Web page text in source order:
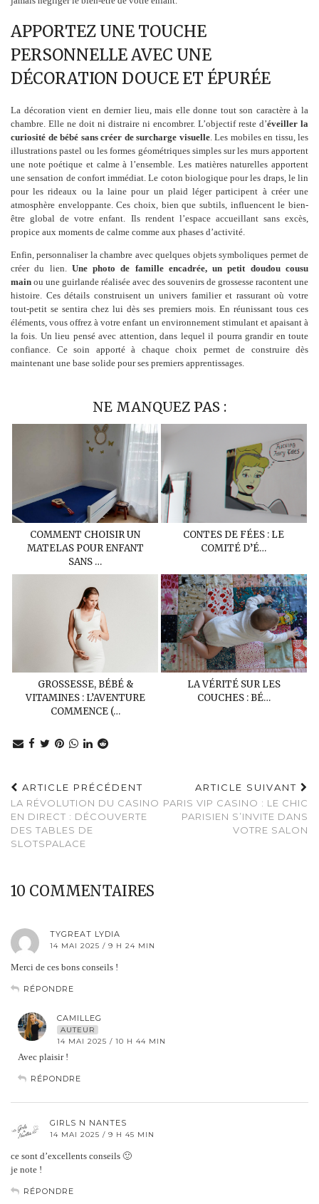
APPORTEZ UNE TOUCHE
PERSONNELLE AVEC UNE
DÉCORATION DOUCE ET ÉPURÉE
La décoration vient en dernier lieu, mais elle donne tout son caractère à la
chambre. Elle ne doit ni distraire ni encombrer. L’objectif reste d’éveiller la
curiosité de bébé sans créer de surcharge visuelle. Les mobiles en tissu, les
illustrations pastel ou les formes géométriques simples sur les murs apportent
une note poétique et calme à l’ensemble. Les matières naturelles apportent
une sensation de confort immédiat. Le coton biologique pour les draps, le lin
pour les rideaux ou la laine pour un plaid léger participent à créer une
atmosphère enveloppante. Ces choix, bien que subtils, influencent le bien-
être global de votre enfant. Ils rendent l’espace accueillant sans excès,
propice aux moments de calme comme aux phases d’activité.
Enfin, personnaliser la chambre avec quelques objets symboliques permet de
créer du lien. Une photo de famille encadrée, un petit doudou cousu
main ou une guirlande réalisée avec des souvenirs de grossesse racontent une
histoire. Ces détails construisent un univers familier et rassurant où votre
tout-petit se sentira chez lui dès ses premiers mois. En réunissant tous ces
éléments, vous offrez à votre enfant un environnement stimulant et apaisant à
la fois. Un lieu pensé avec attention, dans lequel il pourra grandir en toute
confiance. Ce soin apporté à chaque choix permet de construire dès
maintenant une base solide pour ses premiers apprentissages.
NE MANQUEZ PAS :
COMMENT CHOISIR UN
MATELAS POUR ENFANT
SANS …
CONTES DE FÉES : LE
COMITÉ D’É…
GROSSESSE, BÉBÉ &
VITAMINES : L’AVENTURE
COMMENCE (…
LA VÉRITÉ SUR LES
COUCHES : BÉ…
ARTICLE PRÉCÉDENT
LA RÉVOLUTION DU CASINO
EN DIRECT : DÉCOUVERTE
DES TABLES DE
SLOTSPALACE
ARTICLE SUIVANT
PARIS VIP CASINO : LE CHIC
PARISIEN S’INVITE DANS
VOTRE SALON
10 COMMENTAIRES
TYGREAT LYDIA
14 MAI 2025 / 9 H 24 MIN
Merci de ces bons conseils !
RÉPONDRE
CAMILLEG
AUTEUR
14 MAI 2025 / 10 H 44 MIN
Avec plaisir !
RÉPONDRE
GIRLS N NANTES
14 MAI 2025 / 9 H 45 MIN
ce sont d’excellents conseils 🙂
je note !
RÉPONDRE